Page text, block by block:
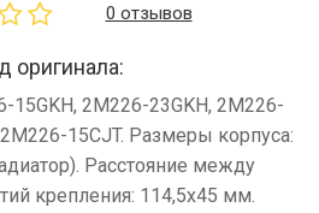
0 отзывов
оригинала:
15GKH, 2M226-23GKH, 2M226-
15CJT. Размеры корпуса:
Расстояние между
крепления: 114,5x45 мм.